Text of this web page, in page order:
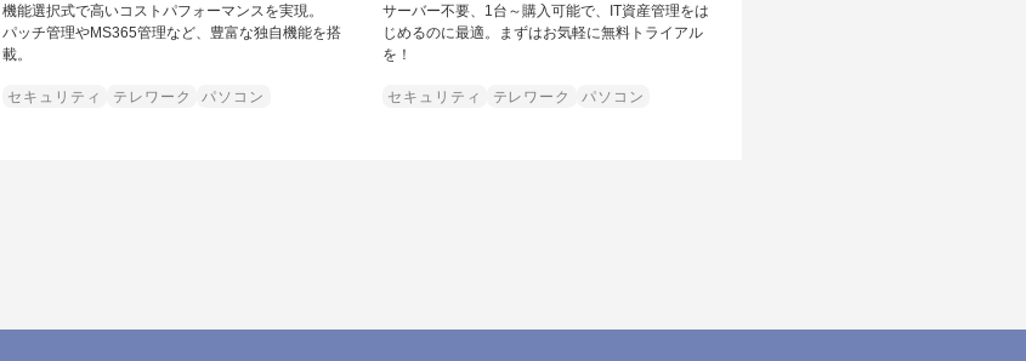
機能選択式で高いコストパフォーマンスを実現。
パッチ管理やMS365管理など、豊富な独自機能を搭
載。
セキュリティ テレワーク パソコン
サーバー不要、1台～購入可能で、IT資産管理をは
じめるのに最適。まずはお気軽に無料トライアル
を！
セキュリティ テレワーク パソコン